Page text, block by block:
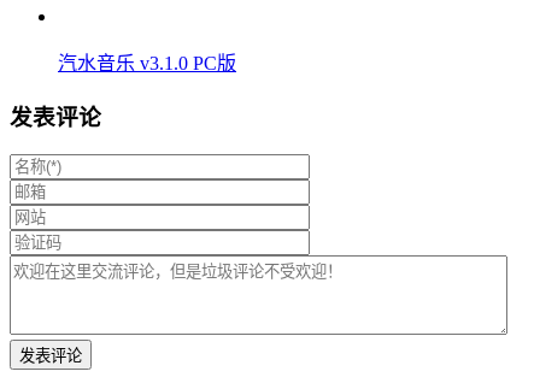
汽水音乐 v3.1.0 PC版
发表评论